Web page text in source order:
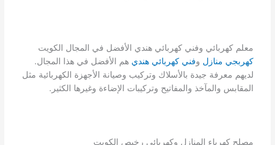
معلم كهربائي وفني كهربائي هندي الأفضل في المجال الكويت
كهربجي منازل وفني كهربائي هندي هم الأفضل في هذا المجال.
لديهم معرفة جيدة بالأسلاك وتركيب وصيانة الأجهزة الكهربائية مثل
المقابس والمآخذ والمفاتيح وتركيبات الإضاءة وغيرها الكثير.
مصلح كهرباء المنازل وكهربائي رخيص الكويت